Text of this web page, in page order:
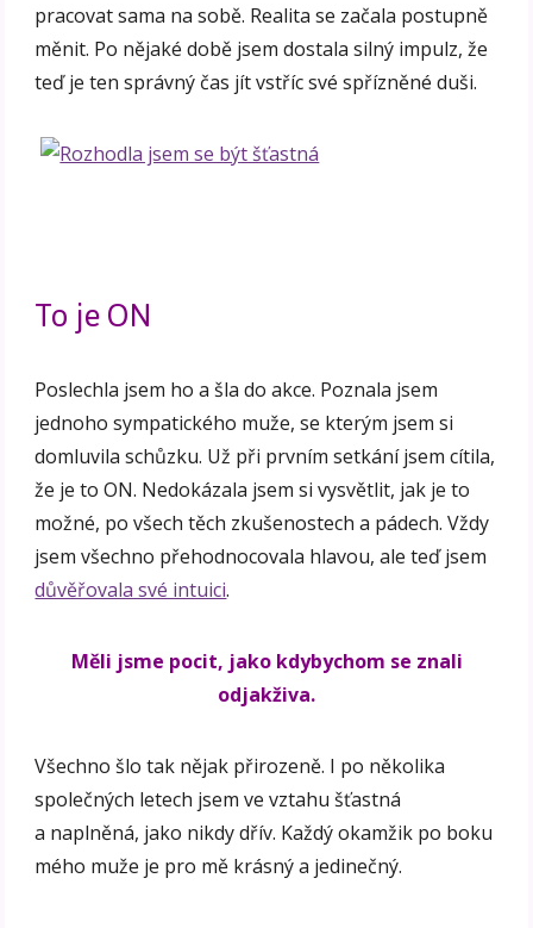
pracovat sama na sobě. Realita se začala postupně
měnit. Po nějaké době jsem dostala silný impulz, že
teď je ten správný čas jít vstříc své spřízněné duši.
To je ON
Poslechla jsem ho a šla do akce. Poznala jsem
jednoho sympatického muže, se kterým jsem si
domluvila schůzku. Už při prvním setkání jsem cítila,
že je to ON. Nedokázala jsem si vysvětlit, jak je to
možné, po všech těch zkušenostech a pádech. Vždy
jsem všechno přehodnocovala hlavou, ale teď jsem
důvěřovala své intuici.
Měli jsme pocit, jako kdybychom se znali
odjakživa.
Všechno šlo tak nějak přirozeně. I po několika
společných letech jsem ve vztahu šťastná
a naplněná, jako nikdy dřív. Každý okamžik po boku
mého muže je pro mě krásný a jedinečný.